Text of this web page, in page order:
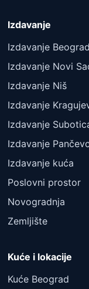
Izdavanje
Izdavanje Beograd
Izdavanje Novi
Izdavanje Niš
Izdavanje
Izdavanje
Izdavanje
Izdavanje kuća
Poslovni prostor
Novogradnja
Zemljište
Kuće i lokacije
Kuće Beograd